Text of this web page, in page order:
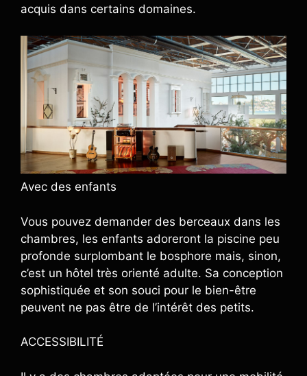
acquis dans certains domaines.
Avec des enfants
Vous pouvez demander des berceaux dans les
chambres, les enfants adoreront la piscine peu
profonde surplombant le bosphore mais, sinon,
c’est un hôtel très orienté adulte. Sa conception
sophistiquée et son souci pour le bien-être
peuvent ne pas être de l’intérêt des petits.
ACCESSIBILITÉ